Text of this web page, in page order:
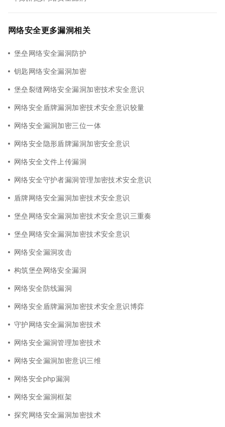
网络安全更多漏洞相关
堡垒网络安全漏洞防护
钥匙网络安全漏洞加密
堡垒裂缝网络安全漏洞加密技术安全意识
网络安全盾牌漏洞加密技术安全意识较量
网络安全漏洞加密三位一体
网络安全隐形盾牌漏洞加密安全意识
网络安全文件上传漏洞
网络安全守护者漏洞管理加密技术安全意识
盾牌网络安全漏洞加密技术安全意识
堡垒网络安全漏洞加密技术安全意识三重奏
堡垒网络安全漏洞加密技术安全意识
网络安全漏洞攻击
构筑堡垒网络安全漏洞
网络安全防线漏洞
网络安全盾牌漏洞加密技术安全意识博弈
守护网络安全漏洞加密技术
网络安全漏洞管理加密技术
网络安全漏洞加密意识三维
网络安全php漏洞
网络安全漏洞框架
探究网络安全漏洞加密技术